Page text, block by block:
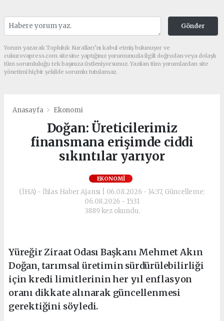
Gönder
Yorum yazarak Topluluk Kuralları’nı kabul etmiş bulunuyor ve
cukurovapress.com sitesine yaptığınız yorumunuzla ilgili doğrudan veya dolaylı
tüm sorumluluğu tek başınıza üstleniyorsunuz. Yazılan tüm yorumlardan site
yönetimi hiçbir şekilde sorumlu tutulamaz.
Anasayfa Ekonomi
Doğan: Üreticilerimiz
finansmana erişimde ciddi
sıkıntılar yarıyor
EKONOMI
(İHA) - İhlas Haber Ajansı | 06.08.2026 - 14:37, Güncelleme:
06.08.2026 - 15:31
3889 kez okundu.
Yüreğir Ziraat Odası Başkanı Mehmet Akın
Doğan, tarımsal üretimin sürdürülebilirliği
için kredi limitlerinin her yıl enflasyon
oranı dikkate alınarak güncellenmesi
gerektiğini söyledi.